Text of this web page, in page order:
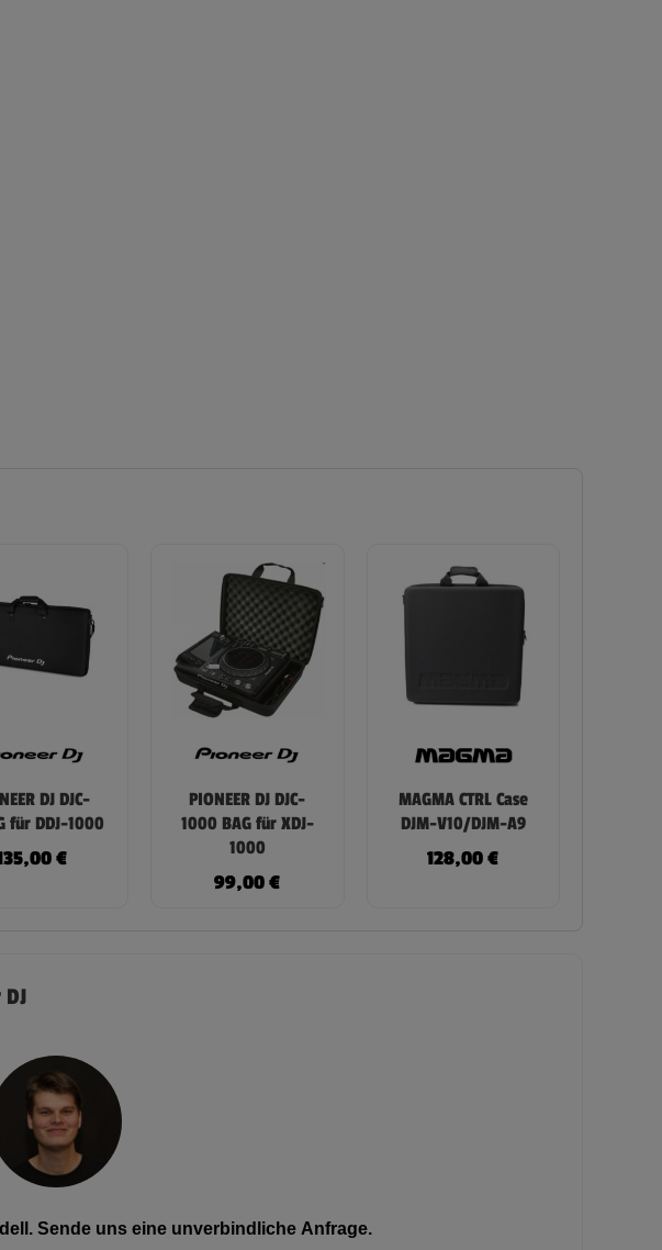
DJ DJC-
für DDJ-1000
€
PIONEER DJ DJC-
1000 BAG für XDJ-
1000
99,00€
MAGMA CTRL Case
DJM-V10/DJM-A9
128,00€
Sende uns eine unverbindliche Anfrage.